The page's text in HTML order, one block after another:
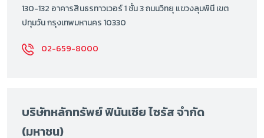
130-132 อาคารสินธรทาวเวอร์ 1 ชั้น 3 ถนนวิทยุ แขวงลุมพินี เขต
ปทุมวัน กรุงเทพมหานคร 10330
02-659-8000
บริษัทหลักทรัพย์ ฟินันเซีย ไซรัส จำกัด
(มหาชน)